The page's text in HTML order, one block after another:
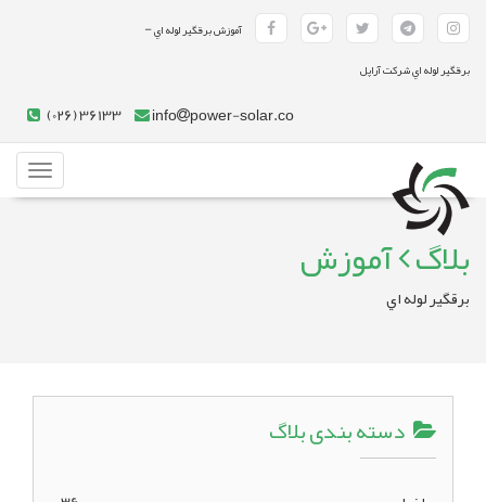
آموزش برقگير لوله اي-
برقگير لوله اي شرکت آراپل
info power-solar.co
(026) 36133
بلاگ آموزش
برقگير لوله اي
دسته بندی بلاگ